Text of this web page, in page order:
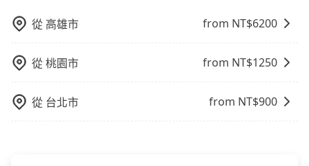
請下車終止行程事小，如果發生意外，保險公司可不予
賠償就事大了。千萬別為了省小錢而把朋友親人的安全
給賭上。通常人數沒有超過10位，建議預約一台九人座
與一台小轎車比較划算，如人數超過12位就一定是叫一
是禁止大客車通行的，建議在預定時最好先與車行或平
從 高雄市 from NT$6200
從桃園市 from NT$1250
從 台北市 from NT$900